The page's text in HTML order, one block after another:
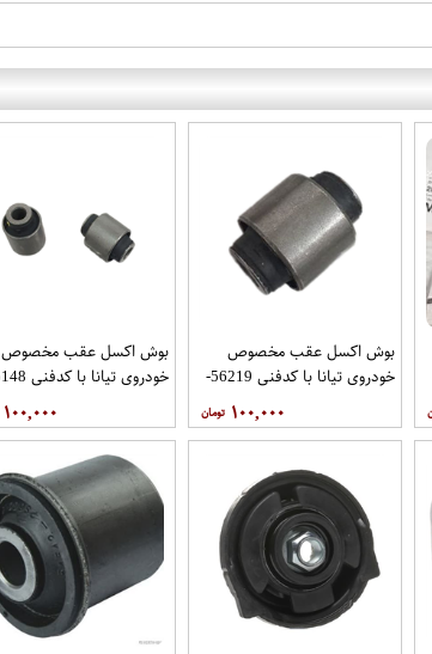
بوش اکسل عقب مخصوص
خودروی تیانا با کدفنی 56219-
فروشگاه مگاموتور ۱۰۰,۰۰۰
بوش اکسل عقب مخصوص
فروشگاه مگاموتور ۱۰۰,۰۰۰